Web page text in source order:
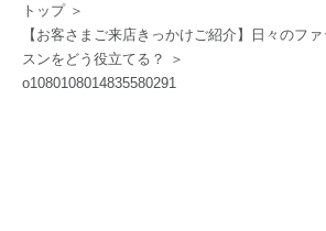
トップ＞
【お客さまご来店きっかけご紹介】日々のフ
スンをどう役立てる？
＞
o1080108014835580291